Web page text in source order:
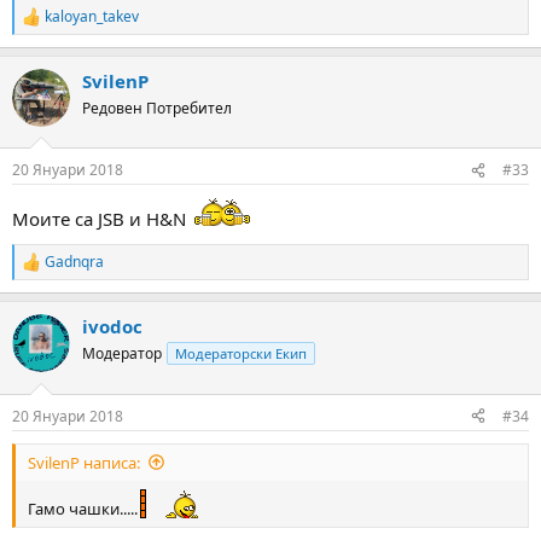
R
e
c
t
i
s
kaloyan_takev
SvilenP
Редовен Потребител
20 Януари 2018 #33
Моите са JSB и H&N
R
e
c
t
i
s
:
Gadnqra
ivodoc
Модератор Модераторски Екип
20 Януари 2018 #34
SvilenP написа:
Гамо чашки.....